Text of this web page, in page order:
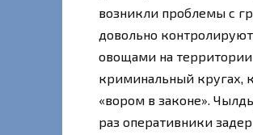
возникли проблемы с
довольно
овощами на
криминальный кругах,
«вором в законе».
раз оперативники